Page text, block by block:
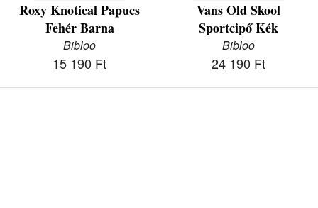
Roxy Knotical Papucs
Fehér Barna
Bibloo
15 190 Ft
Vans Old Skool
Sportcipő Kék
Bibloo
24 190 Ft